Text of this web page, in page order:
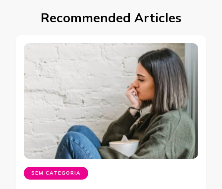
Recommended Articles
SEM CATEGORIA